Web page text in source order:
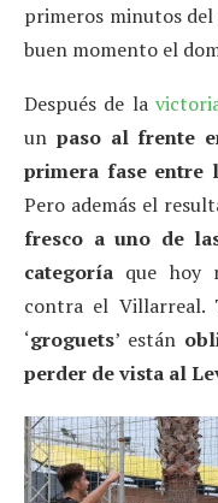
primeros minutos
buen momento el
Después de la
un paso al frente
primera fase entre
Pero además el
fresco a uno de
categoría que hoy
contra el Villarreal.
‘groguets’ están
perder de vista al